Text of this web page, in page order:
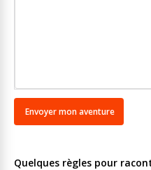
Quelques règles pour